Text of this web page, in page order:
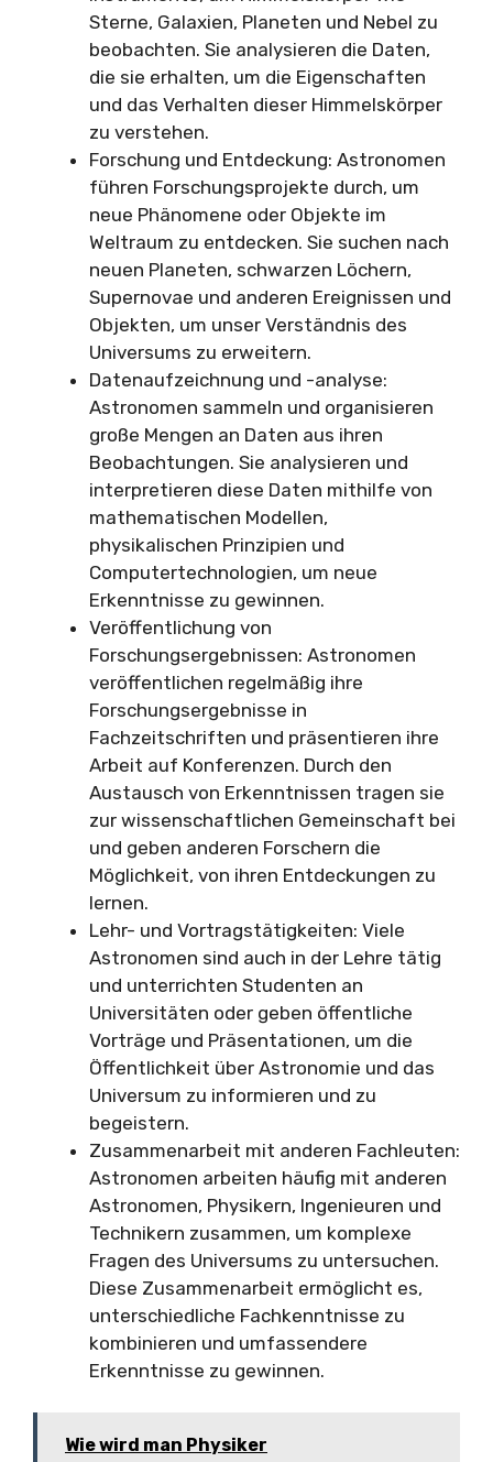
Sterne, Galaxien, Planeten und Nebel zu
beobachten. Sie analysieren die Daten,
die sie erhalten, um die Eigenschaften
und das Verhalten dieser Himmelskörper
zu verstehen.
Forschung und Entdeckung: Astronomen
führen Forschungsprojekte durch, um
neue Phänomene oder Objekte im
Weltraum zu entdecken. Sie suchen nach
neuen Planeten, schwarzen Löchern,
Supernovae und anderen Ereignissen und
Objekten, um unser Verständnis des
Universums zu erweitern.
Datenaufzeichnung und -analyse:
Astronomen sammeln und organisieren
große Mengen an Daten aus ihren
Beobachtungen. Sie analysieren und
interpretieren diese Daten mithilfe von
mathematischen Modellen,
physikalischen Prinzipien und
Computertechnologien, um neue
Erkenntnisse zu gewinnen.
Veröffentlichung von
Forschungsergebnissen: Astronomen
veröffentlichen regelmäßig ihre
Forschungsergebnisse in
Fachzeitschriften und präsentieren ihre
Arbeit auf Konferenzen. Durch den
Austausch von Erkenntnissen tragen sie
zur wissenschaftlichen Gemeinschaft bei
und geben anderen Forschern die
Möglichkeit, von ihren Entdeckungen zu
lernen.
Lehr- und Vortragstätigkeiten: Viele
Astronomen sind auch in der Lehre tätig
und unterrichten Studenten an
Universitäten oder geben öffentliche
Vorträge und Präsentationen, um die
Öffentlichkeit über Astronomie und das
Universum zu informieren und zu
begeistern.
Zusammenarbeit mit anderen Fachleuten:
Astronomen arbeiten häufig mit anderen
Astronomen, Physikern, Ingenieuren und
Technikern zusammen, um komplexe
Fragen des Universums zu untersuchen.
Diese Zusammenarbeit ermöglicht es,
unterschiedliche Fachkenntnisse zu
kombinieren und umfassendere
Erkenntnisse zu gewinnen.
Wie wird man Physiker